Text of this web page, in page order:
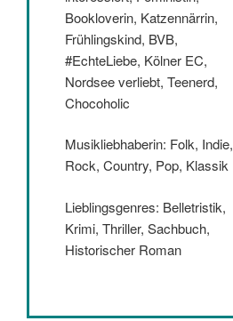
Bookloverin, Katzennärrin,
Frühlingskind, BVB,
#EchteLiebe, Kölner EC,
Nordsee verliebt, Teenerd,
Chocoholic
Musikliebhaberin: Folk, Indie,
Rock, Country, Pop, Klassik
Lieblingsgenres: Belletristik,
Krimi, Thriller, Sachbuch,
Historischer Roman